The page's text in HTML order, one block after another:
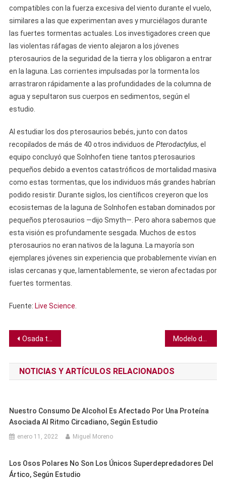
compatibles con la fuerza excesiva del viento durante el vuelo,
similares a las que experimentan aves y murciélagos durante
las fuertes tormentas actuales. Los investigadores creen que
las violentas ráfagas de viento alejaron a los jóvenes
pterosaurios de la seguridad de la tierra y los obligaron a entrar
en la laguna. Las corrientes impulsadas por la tormenta los
arrastraron rápidamente a las profundidades de la columna de
agua y sepultaron sus cuerpos en sedimentos, según el
estudio.
Al estudiar los dos pterosaurios bebés, junto con datos
recopilados de más de 40 otros individuos de Pterodactylus, el
equipo concluyó que Solnhofen tiene tantos pterosaurios
pequeños debido a eventos catastróficos de mortalidad masiva
como estas tormentas, que los individuos más grandes habrían
podido resistir. Durante siglos, los científicos creyeron que los
ecosistemas de la laguna de Solnhofen estaban dominados por
pequeños pterosaurios —dijo Smyth—. Pero ahora sabemos que
esta visión es profundamente sesgada. Muchos de estos
pterosaurios no eran nativos de la laguna. La mayoría son
ejemplares jóvenes sin experiencia que probablemente vivían en
islas cercanas y que, lamentablemente, se vieron afectadas por
fuertes tormentas.
Fuente: Live Science
Navegación
de
entradas
Osada teoría de Hawking es confirmada por la colisión de agujeros negros más ruidosa de la historia
NOTICIAS Y ARTÍCULOS RELACIONADOS
Nuestro Consumo De Alcohol Es Afectado Por Una Proteína
Asociada Al Ritmo Circadiano, Según Estudio
enero 11, 2022 Miguel Moreno
Los Osos Polares No Son Los Únicos Superdepredadores Del
Ártico, Según Estudio